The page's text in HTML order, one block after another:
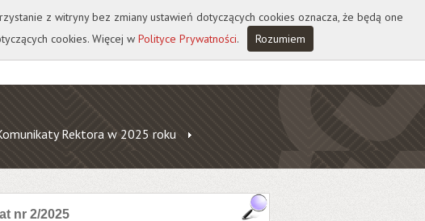
A
Rektora w 2025 roku
nr 2/2025
z witryny bez zmiany ustawień dotyczących cookies oznacza, że będą one
cookies. Więcej w Polityce Prywatności. Rozumiem